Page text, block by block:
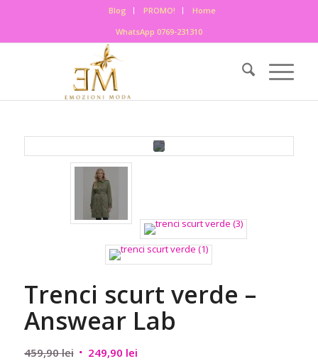
Blog PROMO!
Home
WhatsApp 0769-231310
Trenci scurt verde –
Answear Lab
459,90lei Prețul
249,90 leiPrețul